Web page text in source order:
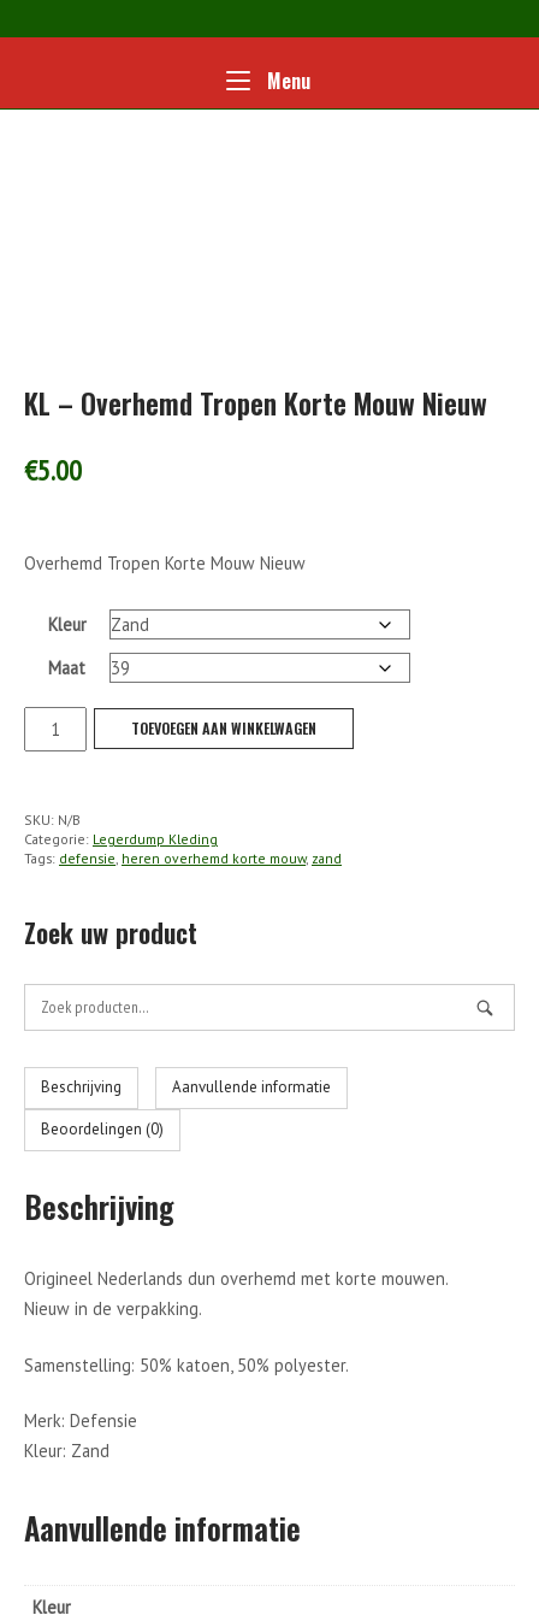
naar
Home
MenuMenu
KL – Overhemd Tropen Korte Mouw Nieuw
€5.00
Overhemd Tropen Korte Mouw Nieuw
Kleur
Maat
-
Korte
Mouw
TOEVOEGEN AAN WINKELWAGEN
SKU: N/B
Categorie: Legerdump Kleding
Tags: defensie heren overhemd korte mouw, zand
Zoek uw product
Zoek
naar:
Beschrijving Aanvullende informatie
Beoordelingen (0)
Beschrijving
Origineel Nederlands dun overhemd met korte mouwen.
Nieuw in de verpakking.
Samenstelling: 50% katoen, 50% polyester.
Merk: Defensie
Kleur: Zand
Aanvullende informatie
Kleur